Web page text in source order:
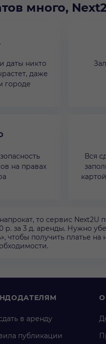
много,
даты никто
даже
городе
на правах
Вся
то сервис
р. за 3 д. аренды. Нужно
чтобы получить платье
в аренду
публикации